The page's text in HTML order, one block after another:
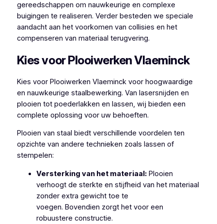
gereedschappen om nauwkeurige en complexe
buigingen te realiseren. Verder besteden we speciale
aandacht aan het voorkomen van collisies en het
compenseren van materiaal terugvering.
Kies voor Plooiwerken Vlaeminck
Kies voor Plooiwerken Vlaeminck voor hoogwaardige
en nauwkeurige staalbewerking. Van lasersnijden en
plooien tot poederlakken en lassen, wij bieden een
complete oplossing voor uw behoeften.
Plooien van staal biedt verschillende voordelen ten
opzichte van andere technieken zoals lassen of
stempelen:
Versterking van het materiaal:Plooien
verhoogt de sterkte en stijfheid van het materiaal
zonder extra gewicht toe te
voegen. Bovendien zorgt het voor een
robuustere constructie.